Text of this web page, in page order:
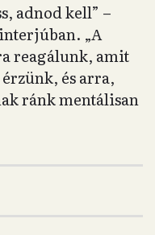
adnod kell” –
„A
reagálunk, amit
és arra,
ránk mentálisan